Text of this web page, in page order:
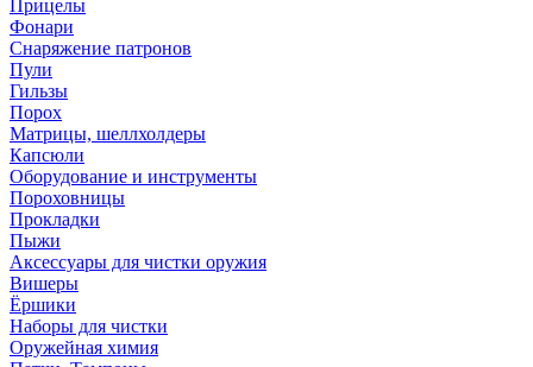
Прицелы
Фонари
Снаряжение патронов
Пули
Гильзы
Порох
Матрицы, шеллхолдеры
Капсюли
Оборудование и инструменты
Пороховницы
Прокладки
Пыжи
Аксессуары для чистки оружия
Вишеры
Ёршики
Наборы для чистки
Оружейная химия